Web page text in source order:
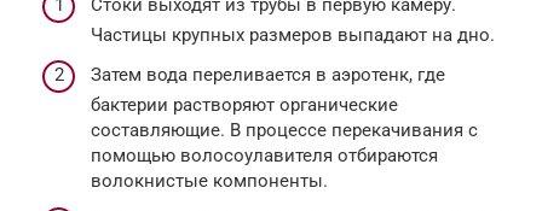
Стоки выходят из трубы в первую камеру.
Частицы крупных размеров выпадают на дно.
Затем вода переливается в аэротенк, где
бактерии растворяют органические
составляющие. В процессе перекачивания с
помощью волосоулавителя отбираются
волокнистые компоненты.